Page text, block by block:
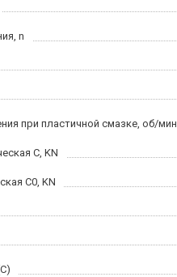
n
при пластичной смазке, об/мин
C, KN
C0, KN